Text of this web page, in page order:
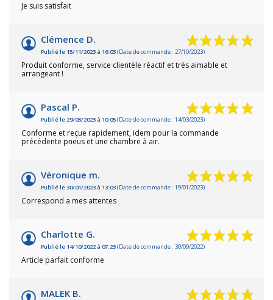
Je suis satisfait
Clémence D.
Publié le 15/11/2023 à 16:03(Date de commande : 27/10/2023)
Produit conforme, service clientèle réactif et très aimable et
arrangeant !
Pascal P.
Publié le 29/03/2023 à 10:05(Date de commande : 14/03/2023)
Conforme et reçue rapidement, idem pour la commande
précédente pneus et une chambre à air.
Véronique m.
Publié le 30/01/2023 à 13:03(Date de commande : 19/01/2023)
Correspond a mes attentes
Charlotte G.
Publié le 14/10/2022 à 07:23(Date de commande : 30/09/2022)
Article parfait conforme
MALEK B.